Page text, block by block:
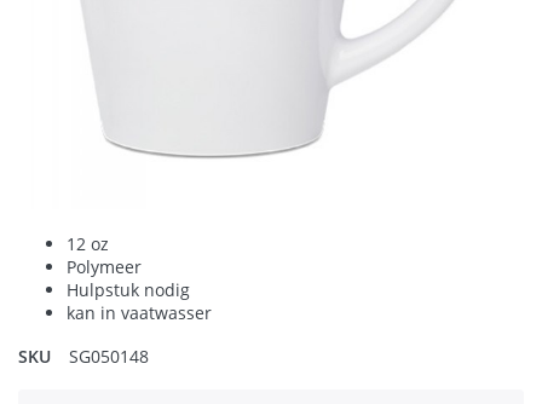
12 oz
Polymeer
Hulpstuk nodig
kan in vaatwasser
SKU
SG050148